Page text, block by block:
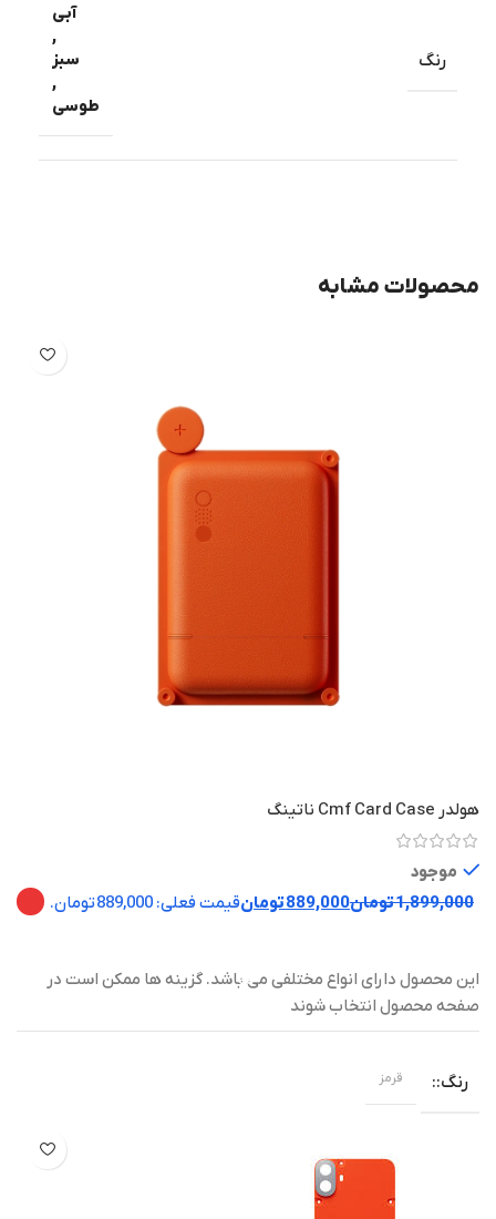
رنگ
آبی
,
سبز
,
طوسی
محصولات مشابه
هولدر Cmf Card Case ناتینگ
موجود
1,899,000تومان889,000تومان
این محصول دارای انواع مختلفی می باشد. گزینه ها ممکن است در
صفحه محصول انتخاب شوند
رنگ قرمز